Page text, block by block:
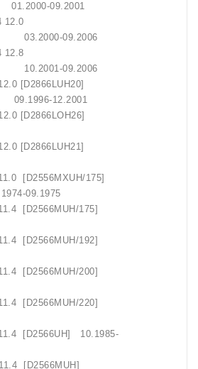
01.2000-09.2001
12.0
03.2000-09.2006
12.8
10.2001-09.2006
[D2866LUH20]
09.1996-12.2001
[D2866LOH26]
[D2866LUH21]
175]
04.1974-09.1975
[D2566MUH/175]
[D2566MUH/192]
[D2566MUH/200]
[D2566MUH/220]
[D2566UH] 10.1985-
11.4 [D2566MUH]